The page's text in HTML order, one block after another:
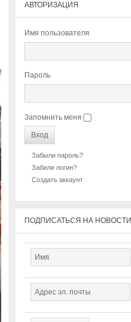
АВТОРИЗАЦИЯ
Имя пользователя
Пароль
Запомнить меня
Забыли пароль?
Забили логин?
Создать аккаунт
ПОДПИСАТЬСЯ НА НОВОСТИ